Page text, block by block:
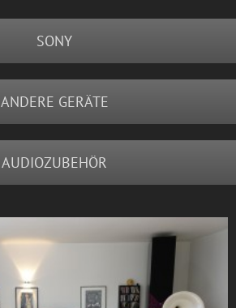
SONY
ANDERE GERÄTE
AUDIOZUBEHÖR